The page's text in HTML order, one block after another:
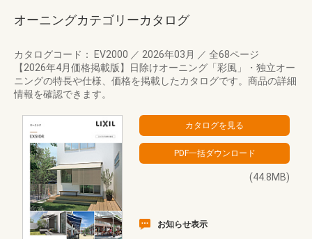
オーニングカテゴリーカタログ
カタログコード： EV2000 ／ 2026年03月 ／ 全68ページ
【2026年4月価格掲載版】日除けオーニング「彩風」・独立オー
ニングの特長や仕様、価格を掲載したカタログです。商品の詳細
情報を確認できます。
(44.8MB)
お知らせ表示